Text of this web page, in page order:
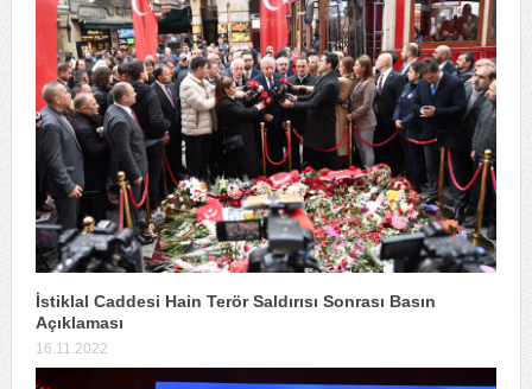
İstiklal Caddesi Hain Terör Saldırısı Sonrası Basın
Açıklaması
16.11.2022